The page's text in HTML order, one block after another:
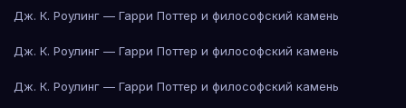
Дж. К. Роулинг — Гарри Поттер и философский камень
Дж. К. Роулинг — Гарри Поттер и философский камень
Дж. К. Роулинг — Гарри Поттер и философский камень